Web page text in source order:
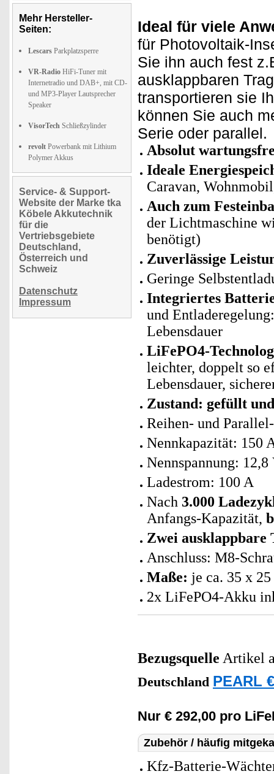
Mehr Hersteller-
Seiten:
Lescars Parkplatzsperre
VR-Radio HiFi-Tuner mit
Internetradio und DAB+, mit CD-
und MP3-Player Lautsprecher
Speaker
VisorTech Schließzylinder
revolt Powerbank mit Lithium
Polymer Akkus
Service- & Support-
Website der Marke tka
Köbele Akkutechnik
für die
Vertriebsgebiete
Deutschland,
Österreich und
Schweiz
Datenschutz
Impressum
Ideal für viele
für Photovoltaik-
Sie ihn auch fest
ausklappbaren
transportieren sie
können Sie auch
Serie oder parallel.
Absolut
Ideale
Caravan,
Auch zum
der Lichtmaschine
benötigt)
Zuverlässige
Geringe
Integriertes
und
Lebensdauer
LiFePO4-
leichter, doppelt so
Lebensdauer,
Zustand: gefüllt
Reihen- und
Nennkapazität: 150
Nennspannung: 12,8
Ladestrom: 100 A
Nach 3.000
Anfangs-Kapazität,
Zwei ausklappbare
Anschluss: M8-
Maße: je ca. 35 x
2x LiFePO4-Akku
Bezugsquelle Artikel
Deutschland PEARL
Nur € 292,00 pro
Zubehör / häufig
Kfz-Batterie-